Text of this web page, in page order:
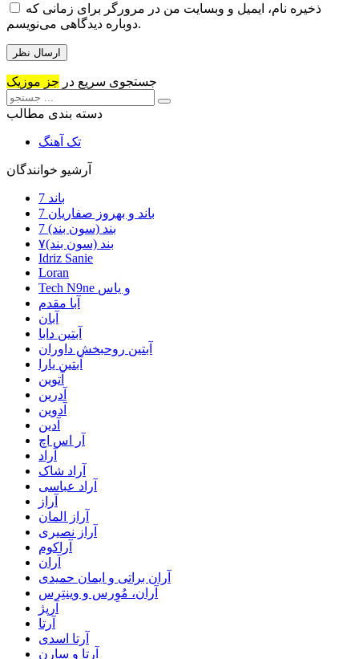
ذخیره نام، ایمیل و وبسایت من در مرورگر برای زمانی که
دوباره دیدگاهی می‌نویسم.
جستجوی سریع در جز موزیک
دسته بندی مطالب
تک آهنگ
آرشیو خوانندگان
7 باند
7 باند و بهروز صفاریان
7 بند (سون بند)
۷بند (سون بند)
Idriz Sanie
Loran
Tech N9ne و یاس
آبا مقدم
آبان
آبتین دابا
آبتین روحبخش داوران
آبتین یارا
آتوین
آدرین
آدوین
آدین
آر اس اچ
آراد
آراد شاک
آراد عباسی
آراز
آراز المان
آراز نصیری
آراکوم
آران
آران براتی و ایمان حمیدی
آران، مُوِرس و وینتِرس
آرپژ
آرتا
آرتا اسدی
آرتا و سارن